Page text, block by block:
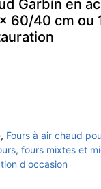
Garbin en
60/40 cm ou
, Fours à air chaud
fours mixtes et
d'occasion